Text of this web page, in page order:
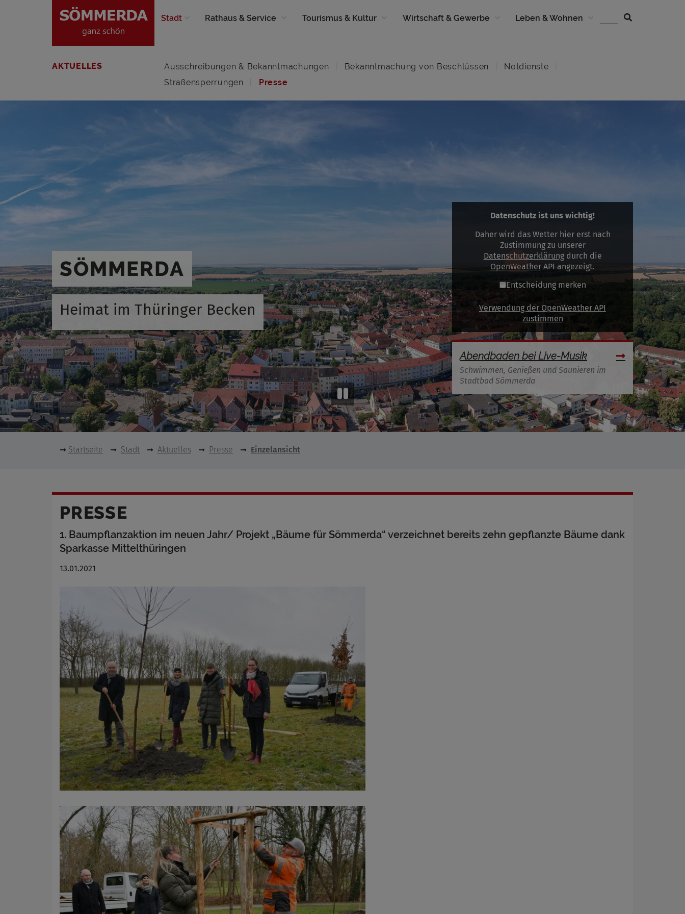
Stadt Rathaus & Service Tourismus & Kultur Wirtschaft & Gewerbe Leben & Wohnen
AKTUELLES Ausschreibungen & Bekanntmachungen Bekanntmachung von Beschlüssen
Notdienste
Straßensperrungen
Presse
SÖMMERDA
Heimat im Thüringer Becken
Datenschutz ist uns wichtig!
Daher wird das Wetter hier erst nach
Zustimmung zu unserer
Datenschutzerklärungdurch die
OpenWeather API angezeigt.
Entscheidung merken
Verwendung der OpenWeather API
zustimmen
Abendbaden bei Live-Musik
Schwimmen, Genießen und Saunieren im
Stadtbad Sömmerda
Startseite Stadt Aktuelles Presse Einzelansicht
PRESSE
1. Baumpflanzaktion im neuen Jahr/ Projekt „Bäume für Sömmerda“ verzeichnet bereits zehn gepflanzte Bäume dank
Sparkasse Mittelthüringen
13.01.2021